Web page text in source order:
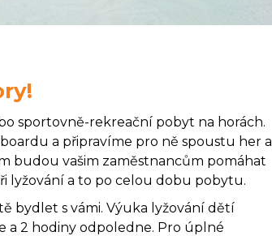
sportovně-rekreační pobyt na horách.
a připravíme pro ně spoustu her a
budou vašim zaměstnancům pomáhat
lyžování a to po celou dobu pobytu.
bydlet s vámi. Výuka lyžování dětí
a 2 hodiny odpoledne. Pro úplné